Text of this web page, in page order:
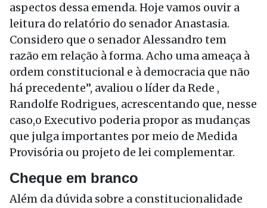
aspectos dessa emenda. Hoje vamos ouvir a
leitura do relatório do senador Anastasia.
Considero que o senador Alessandro tem
razão em relação à forma. Acho uma ameaça à
ordem constitucional e à democracia que não
há precedente”, avaliou o líder da Rede ,
Randolfe Rodrigues, acrescentando que, nesse
caso,o Executivo poderia propor as mudanças
que julga importantes por meio de Medida
Provisória ou projeto de lei complementar.
Cheque em branco
Além da dúvida sobre a constitucionalidade